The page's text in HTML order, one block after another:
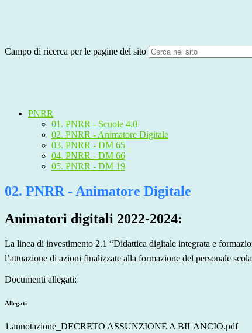
Campo di ricerca per le pagine del sito
PNRR
01. PNRR - Scuole 4.0
02. PNRR - Animatore Digitale
03. PNRR - DM 65
04. PNRR - DM 66
05. PNRR - DM 19
02. PNRR - Animatore Digitale
Animatori digitali 2022-2024:
La linea di investimento 2.1 “Didattica digitale integrata e
l’attuazione di azioni finalizzate alla formazione del personale
Documenti allegati:
Allegati
1.annotazione_DECRETO ASSUNZIONE A BILANCIO.pdf